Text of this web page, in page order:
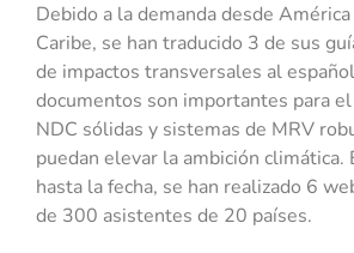
Debido a la demanda desde
Caribe, se han traducido 3 de sus
de impactos transversales al
documentos son importantes para
NDC sólidas y sistemas de MRV
puedan elevar la ambición climática.
hasta la fecha, se han realizado 6
de 300 asistentes de 20 países.